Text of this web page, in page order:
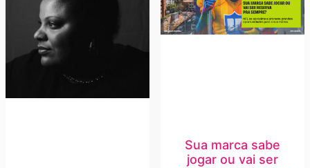
Sua marca sabe
jogar ou vai ser